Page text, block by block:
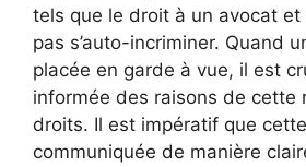
tels que le droit à un avocat
pas s’auto-incriminer. Quand
placée en garde à vue, il est
informée des raisons de cette
droits. Il est impératif que
communiquée de manière